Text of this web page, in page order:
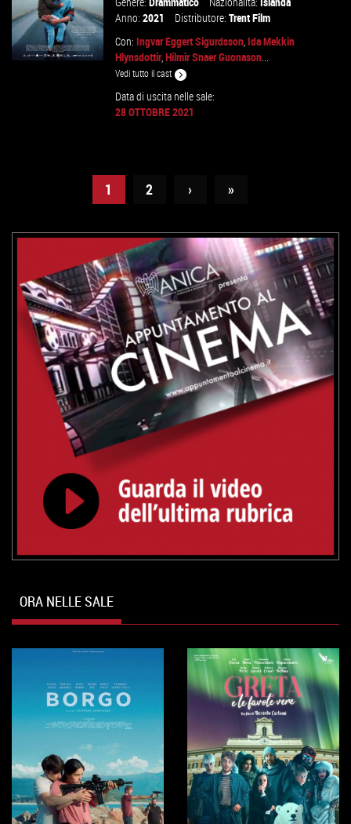
Anno:2021 Distributore:Trent Film
Con:Ingvar Eggert Sigurdsson ,Ida Mekkin
Hlynsdottir,Hilmir Snaer Guonason
Vedi tutto il cast
Data di uscita nelle sale:
28 OTTOBRE 2021
1 2 › »
ORA NELLE SALE